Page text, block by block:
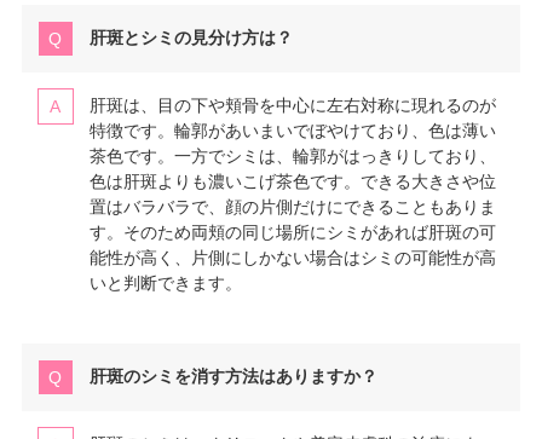
肝斑とシミの見分け方は？
肝斑は、目の下や頬骨を中心に左右対称に現れるのが
特徴です。輪郭があいまいでぼやけており、色は薄い
茶色です。一方でシミは、輪郭がはっきりしており、
色は肝斑よりも濃いこげ茶色です。できる大きさや位
置はバラバラで、顔の片側だけにできることもありま
す。そのため両頬の同じ場所にシミがあれば肝斑の可
能性が高く、片側にしかない場合はシミの可能性が高
いと判断できます。
肝斑のシミを消す方法はありますか？